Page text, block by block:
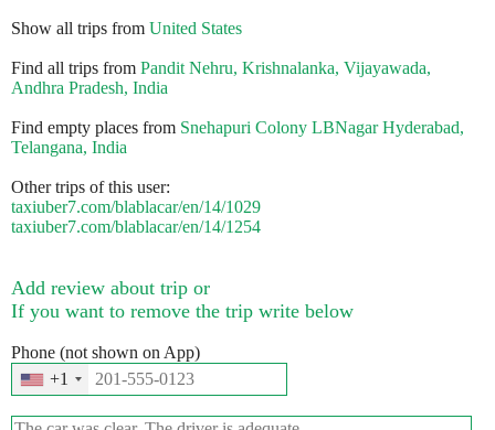
Show all trips from United States
Find all trips from Pandit Nehru, Krishnalanka, Vijayawada,
Andhra Pradesh, India
Find empty places from Snehapuri Colony LBNagar Hyderabad,
Telangana, India
Other trips of this user:
taxiuber7.com/blablacar/en/14/1029
taxiuber7.com/blablacar/en/14/1254
Add review about trip or
If you want to remove the trip write below
Phone (not shown on App)
+1